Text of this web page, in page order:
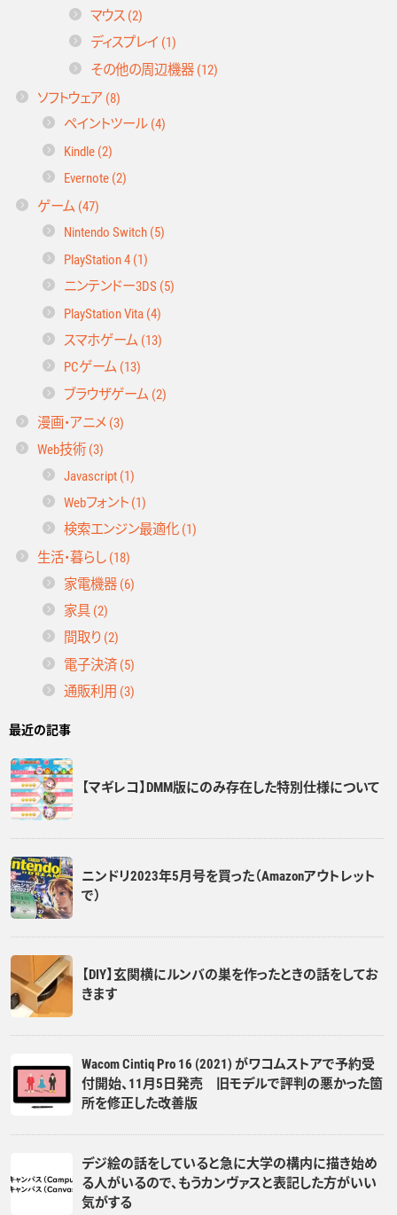
マウス (2)
ディスプレイ (1)
その他の周辺機器 (12)
ソフトウェア (8)
ペイントツール (4)
Kindle (2)
Evernote (2)
ゲーム (47)
Nintendo Switch (5)
PlayStation 4 (1)
ニンテンドー3DS (5)
PlayStation Vita (4)
スマホゲーム (13)
PCゲーム (13)
ブラウザゲーム (2)
漫画・アニメ (3)
Web技術 (3)
Javascript (1)
Webフォント (1)
検索エンジン最適化 (1)
生活・暮らし (18)
家電機器 (6)
家具 (2)
間取り (2)
電子決済 (5)
通販利用 (3)
最近の記事
【マギレコ】DMM版にのみ存在した特別仕様について
ニンドリ2023年5月号を買った（Amazonアウトレット
で）
【DIY】玄関横にルンバの巣を作ったときの話をしてお
きます
Wacom Cintiq Pro 16 (2021) がワコムストアで予約受
付開始、11月5日発売 旧モデルで評判の悪かった箇
所を修正した改善版
デジ絵の話をしていると急に大学の構内に描き始め
る人がいるので、もうカンヴァスと表記した方がいい
気がする